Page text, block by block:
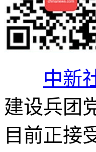
中新
建设兵团
目前正接